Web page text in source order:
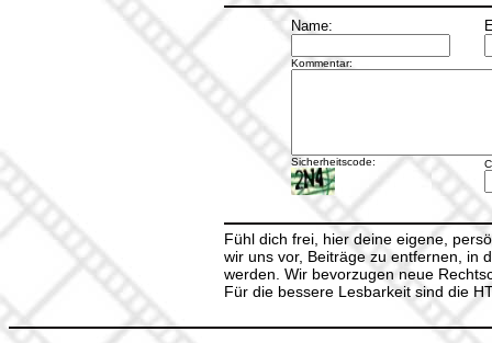
Name:
Kommentar:
Sicherheitscode:
Fühl dich frei, hier deine eigene,
wir uns vor, Beiträge zu entfernen, in
werden. Wir bevorzugen neue
Für die bessere Lesbarkeit sind die